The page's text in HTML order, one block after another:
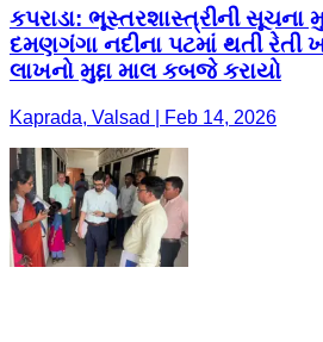
કપરાડા: ભૂસ્તરશાસ્ત્રીની
દમણગંગા નદીના પટમાં થતી
લાખનો મુદ્દા માલ કબજે કરાયો
Kaprada, Valsad | Feb 14, 2026